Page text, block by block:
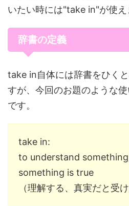
いたい時には"take in"が使え
辞書の定義
take in自体には辞書をひく
すが、今回のお題のような
です。
take in:
to understand
something is true
（理解する、真実だと受け